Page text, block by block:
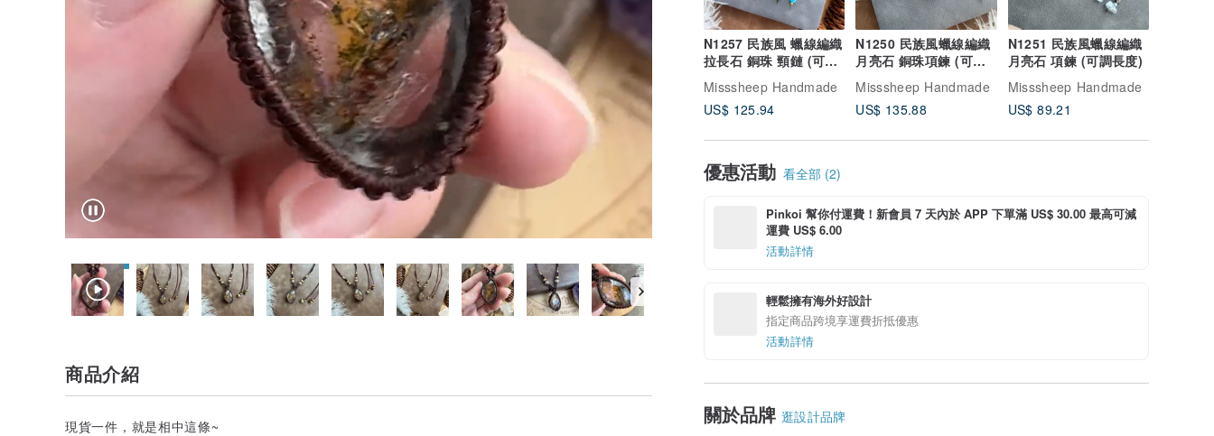
N1257 民族風 蠟線編織
拉長石 銅珠 頸鏈 (可調
Misssheep Handmade
US$ 125.94
N1250 民族風蠟線編織
月亮石 銅珠項鍊 (可調
Misssheep Handmade
US$ 135.88
N1251 民族風蠟線編織
月亮石 項鍊 (可調長度)
Misssheep Handmade
US$ 89.21
優惠活動 看全部 (2)
Pinkoi 幫你付運費！新會員 7 天內於 APP 下單滿 US$ 30.00 最高可減
運費 US$ 6.00
活動詳情
輕鬆擁有海外好設計
指定商品跨境享運費折抵優惠
活動詳情
關於品牌 逛設計品牌
商品介紹
現貨一件，就是相中這條~